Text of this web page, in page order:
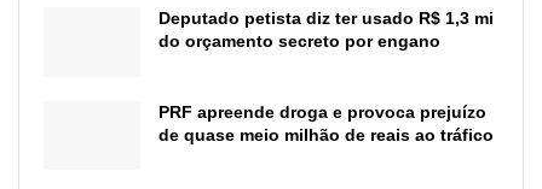
Deputado petista diz ter usado R$ 1,3 mi
do orçamento secreto por engano
PRF apreende droga e provoca prejuízo
de quase meio milhão de reais ao tráfico